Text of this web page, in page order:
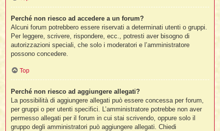
Perché non riesco ad accedere a un forum?
Alcuni forum potrebbero essere riservati a determinati utenti o gruppi.
Per leggere, scrivere, rispondere, ecc., potresti aver bisogno di
autorizzazioni speciali, che solo i moderatori e l’amministratore
possono concedere.
Top
Perché non riesco ad aggiungere allegati?
La possibilità di aggiungere allegati può essere concessa per forum,
per gruppi o per utenti specifici. L’amministratore potrebbe non aver
permesso allegati per il forum in cui stai scrivendo, oppure solo il
gruppo degli amministratori può aggiungere allegati. Chiedi